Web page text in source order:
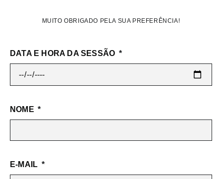
MUITO OBRIGADO PELA SUA PREFERÊNCIA!
DATA E HORA DA SESSÃO
NOME
E-MAIL